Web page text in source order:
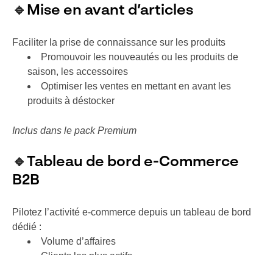
🔹 Mise en avant d’articles
Faciliter la prise de connaissance sur les produits
Promouvoir les nouveautés ou les produits de
saison, les accessoires
Optimiser les ventes en mettant en avant les
produits à déstocker
Inclus dans le pack Premium
🔹 Tableau de bord e-Commerce
B2B
Pilotez l’activité e-commerce depuis un tableau de bord
dédié :
Volume d’affaires